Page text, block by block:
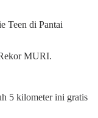
Teen di Pantai
MURI.
5 kilometer ini gratis